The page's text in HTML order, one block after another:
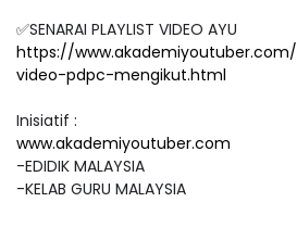
✅SENARAI PLAYLIST VIDEO AYU
https://
video-pdpc-mengikut.html
Inisiatif :
www.akademiyoutuber.com
-EDIDIK MALAYSIA
-KELAB GURU MALAYSIA